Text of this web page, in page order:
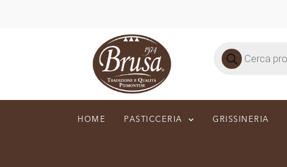
HOME PASTICCERIA GRISSINERIA